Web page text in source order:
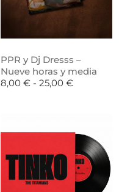
PPR y Dj Dresss –
Nueve horas y media
8,00 € - 25,00 €